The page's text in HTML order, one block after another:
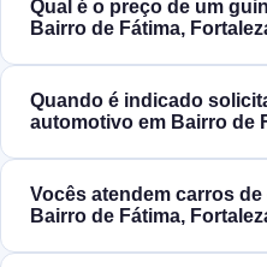
Qual é o preço de um
Bairro de Fátima,
Quando é indicado
automotivo em Bairro de
Vocês atendem carros
Bairro de Fátima,